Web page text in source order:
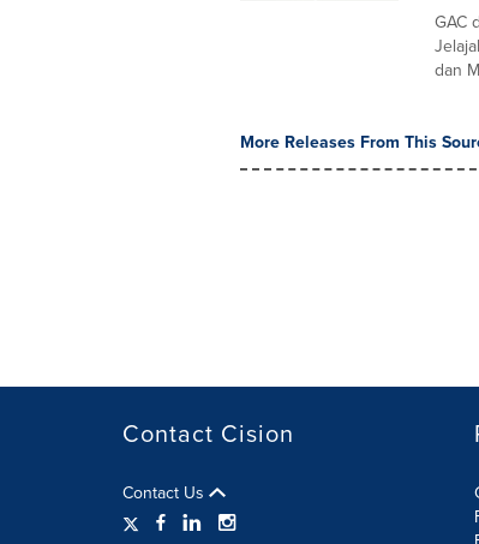
GAC
dan
More Releases From This
Contact Cision
Contact Us